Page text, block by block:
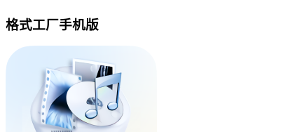
格式工厂手机版